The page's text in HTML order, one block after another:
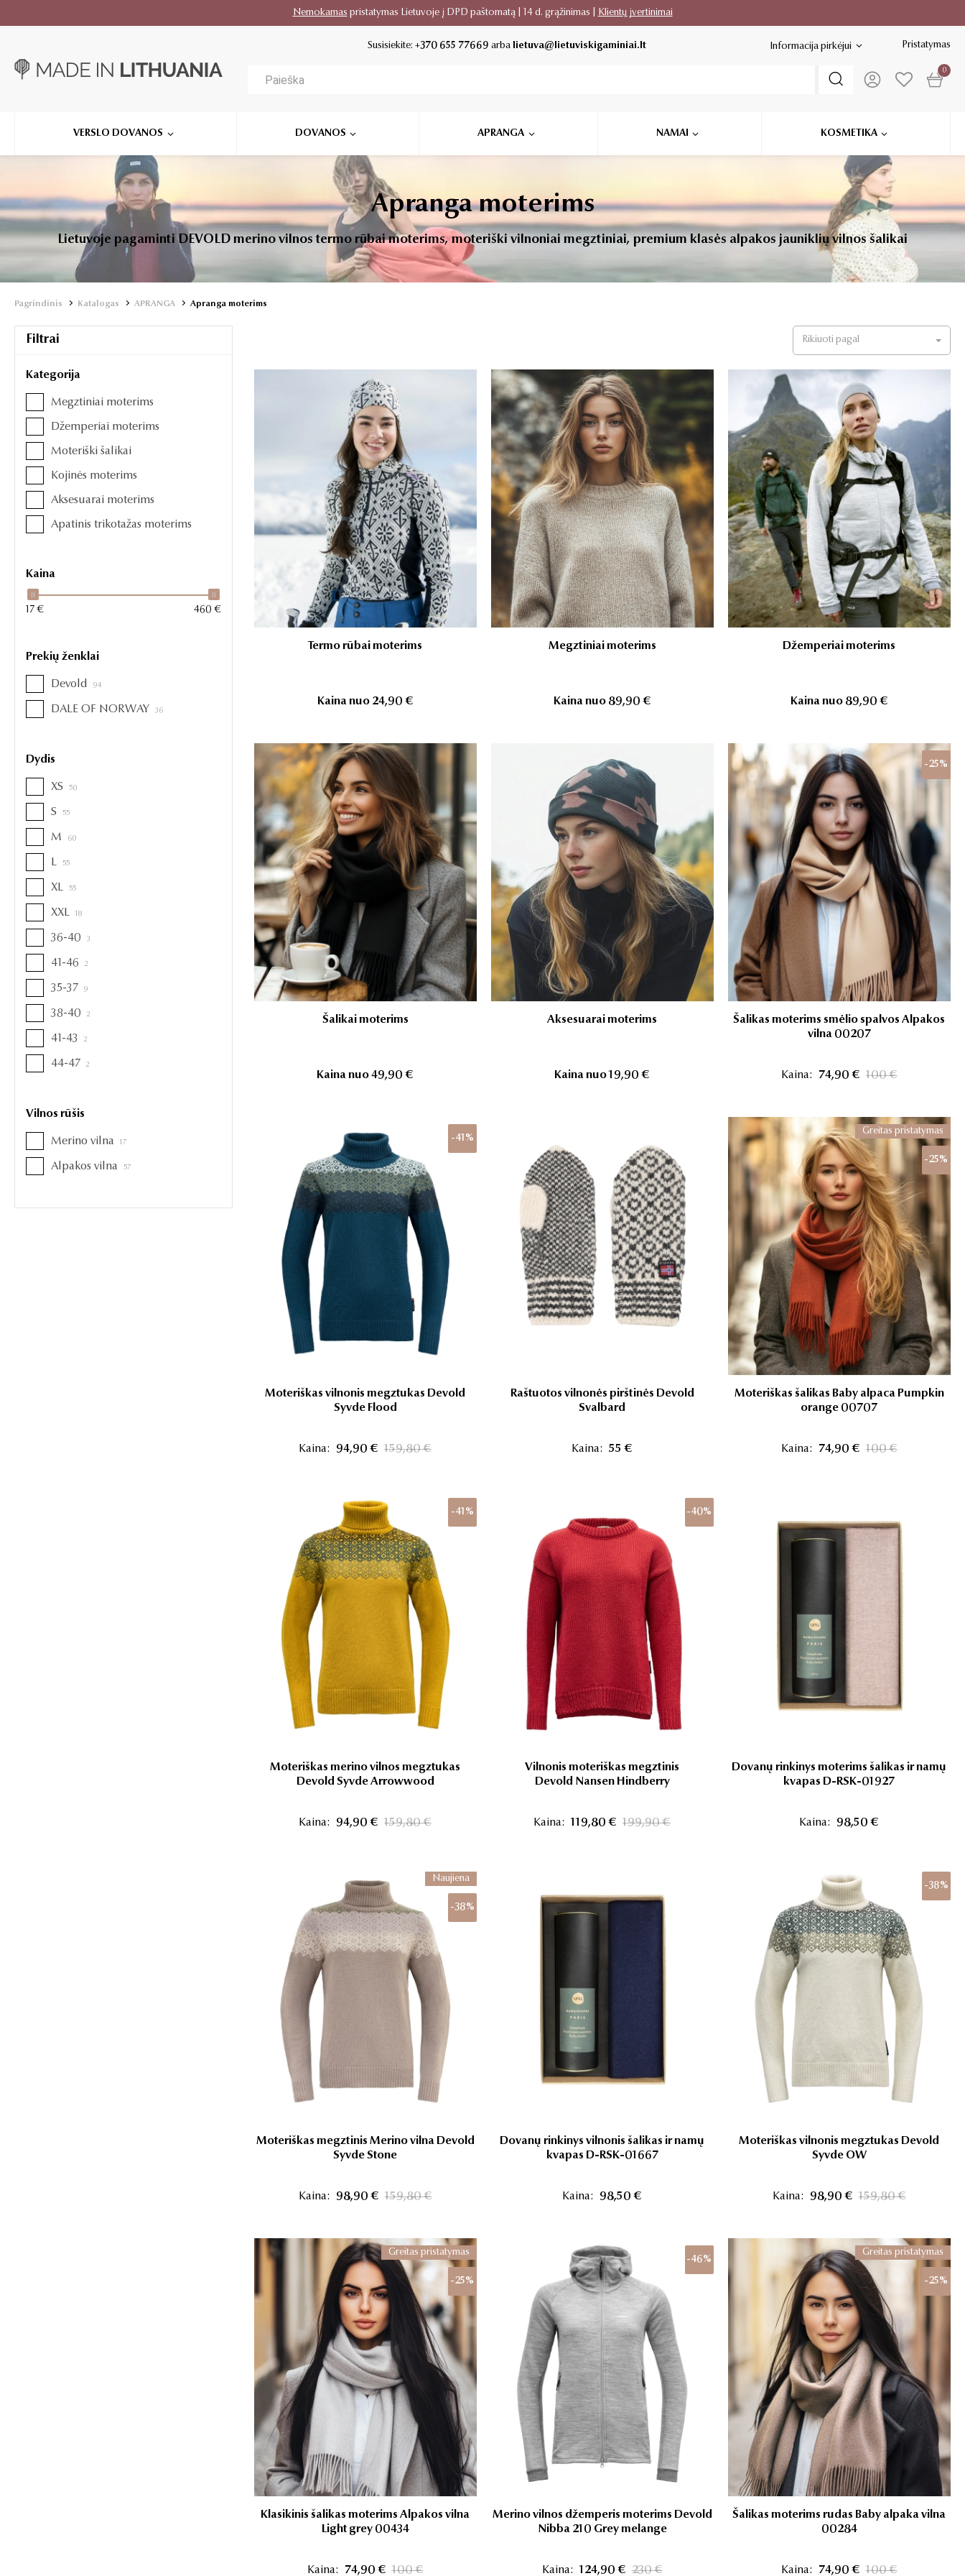
Nemokamas pristatymas Lietuvoje į DPD paštomatą | 14 d. grąžinimas | Klientų įvertinimai
Susisiekite:+370 655 77669 arba lietuva@lietuviskigaminiai.lt Informacija pirkėjui Pristatymas
0
VERSLO DOVANOS DOVANOS APRANGA NAMAI KOSMETIKA
Apranga moterims
Lietuvoje pagaminti DEVOLD merino vilnos termo rūbai moterims, moteriški vilnoniai megztiniai, premium klasės alpakos jauniklių vilnos šalikai
Pagrindinis Katalogas APRANGA Apranga moterims
Filtrai
Kategorija
Megztiniai moterims
Džemperiai moterims
Moteriški šalikai
Kojinės moterims
Aksesuarai moterims
Apatinis trikotažas moterims
Kaina
17 € 460 €
Prekių ženklai
Devold 94
DALE OF NORWAY 36
Dydis
XS 50
S 55
M 60
L 55
XL 55
XXL 18
36-40 3
41-46 2
35-37 9
38-40 2
41-43 2
44-47 2
Vilnos rūšis
Merino vilna 17
Alpakos vilna 57
Rikiuoti pagal
Termo rūbai moterims
Kaina nuo 24,90 €
Megztiniai moterims
Kaina nuo 89,90 €
Džemperiai moterims
Kaina nuo 89,90 €
Šalikai moterims
Kaina nuo49,90 €
Aksesuarai moterims
Kaina nuo19,90 €
-25%
Šalikas moterims smėlio spalvos Alpakos
vilna 00207
Kaina: 74,90 € 100 €
-41%
Moteriškas vilnonis megztukas Devold
Syvde Flood
Kaina: 94,90 € 159,80 €
Raštuotos vilnonės pirštinės Devold
Svalbard
Kaina: 55 €
Greitas pristatymas
-25%
Moteriškas šalikas Baby alpaca Pumpkin
orange 00707
Kaina: 74,90 € 100 €
-41%
Moteriškas merino vilnos megztukas
Devold Syvde Arrowwood
Kaina: 94,90 € 159,80 €
-40%
Vilnonis moteriškas megztinis
Devold Nansen Hindberry
Kaina: 119,80 € 199,90 €
Dovanų rinkinys moterims šalikas ir namų
kvapas D-RSK-01927
Kaina: 98,50 €
Naujiena
-38%
Moteriškas megztinis Merino vilna Devold
Syvde Stone
Kaina: 98,90 € 159,80 €
Dovanų rinkinys vilnonis šalikas ir namų
kvapas D-RSK-01667
Kaina: 98,50 €
-38%
Moteriškas vilnonis megztukas Devold
Syvde OW
Kaina: 98,90 € 159,80 €
Greitas pristatymas
-25%
Klasikinis šalikas moterims Alpakos vilna
Light grey 00434
Kaina: 74,90 € 100 €
-46%
Merino vilnos džemperis moterims Devold
Nibba 210 Grey melange
Kaina: 124,90 € 230 €
Greitas pristatymas
-25%
Šalikas moterims rudas Baby alpaka vilna
00284
Kaina: 74,90 € 100 €